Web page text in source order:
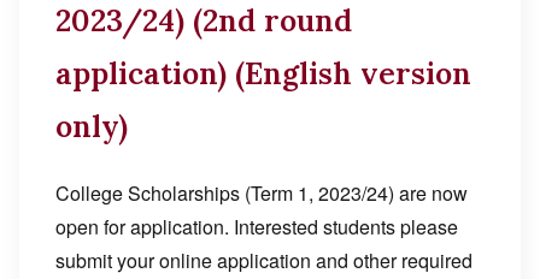
2023/24) (2nd round
application) (English version
only)
College Scholarships (Term 1, 2023/24) are now
open for application. Interested students please
submit your online application and other required